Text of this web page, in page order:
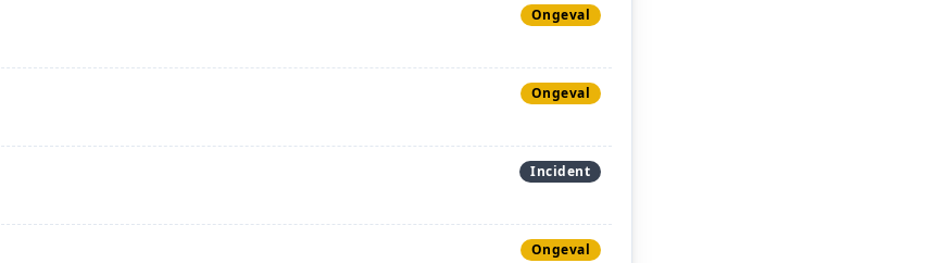
Ongeval
Ongeval
Incident
Ongeval